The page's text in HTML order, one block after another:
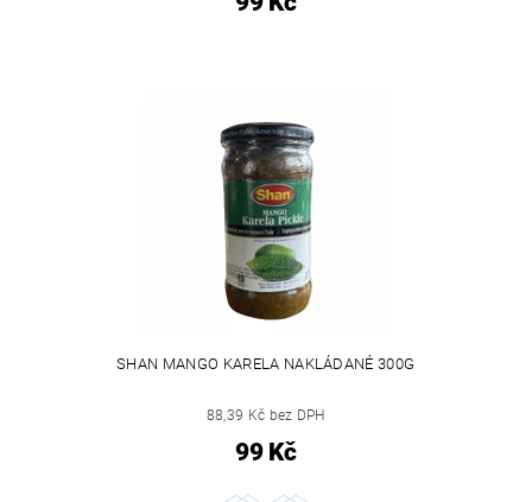
SHAN MANGO KARELA NAKLÁDANÉ 300G
88,39 Kč bez DPH
99 Kč